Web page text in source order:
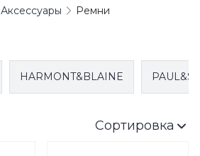
Аксессуары Ремни
HARMONT&BLAINE
Сортировка